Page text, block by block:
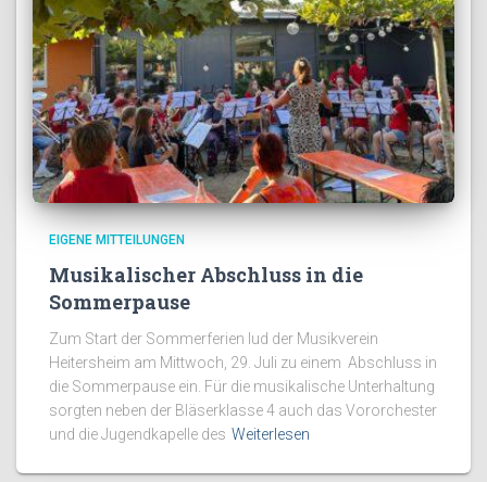
EIGENE MITTEILUNGEN
Musikalischer Abschluss in die
Sommerpause
Zum Start der Sommerferien lud der Musikverein
Heitersheim am Mittwoch, 29. Juli zu einem Abschluss in
die Sommerpause ein. Für die musikalische Unterhaltung
sorgten neben der Bläserklasse 4 auch das Vororchester
und die Jugendkapelle des Weiterlesen